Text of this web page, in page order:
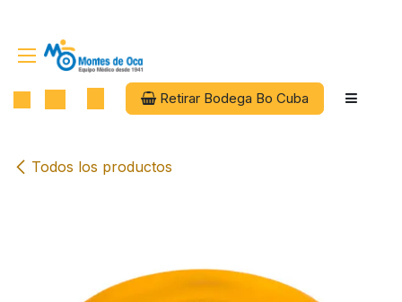
Retirar Bodega Bo Cuba
Todos los productos